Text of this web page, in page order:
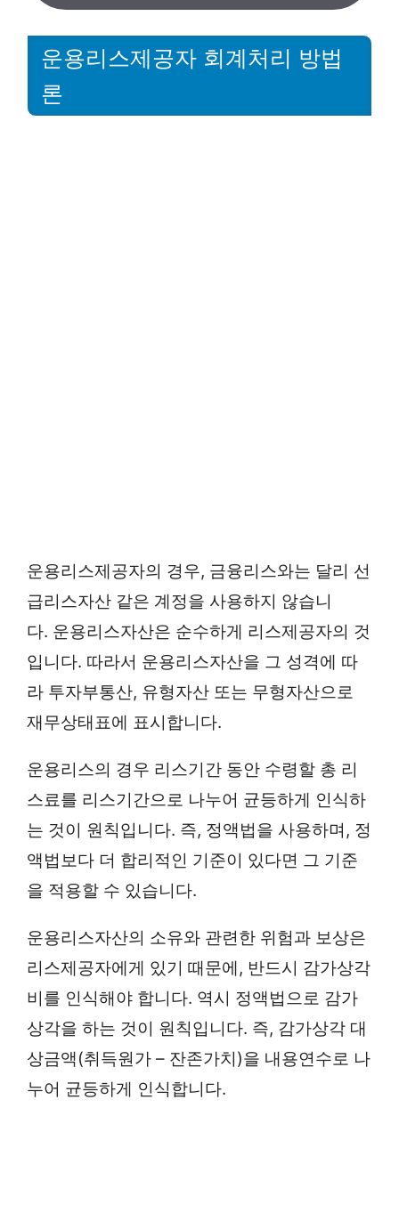
운용리스제공자 회계처리 방법
론
운용리스제공자의 경우, 금융리스와는 달리 선
급리스자산 같은 계정을 사용하지 않습니
다. 운용리스자산은 순수하게 리스제공자의 것
입니다. 따라서 운용리스자산을 그 성격에 따
라 투자부통산, 유형자산 또는 무형자산으로
재무상태표에 표시합니다.
운용리스의 경우 리스기간 동안 수령할 총 리
스료를 리스기간으로 나누어 균등하게 인식하
는 것이 원칙입니다. 즉, 정액법을 사용하며, 정
액법보다 더 합리적인 기준이 있다면 그 기준
을 적용할 수 있습니다.
운용리스자산의 소유와 관련한 위험과 보상은
리스제공자에게 있기 때문에, 반드시 감가상각
비를 인식해야 합니다. 역시 정액법으로 감가
상각을 하는 것이 원칙입니다. 즉, 감가상각 대
상금액(취득원가 – 잔존가치)을 내용연수로 나
누어 균등하게 인식합니다.